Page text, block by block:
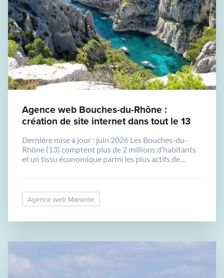
Agence web Bouches-du-Rhône :
création de site internet dans tout le 13
Dernière mise à jour : juin 2026 Les Bouches-du-
Rhône (13) comptent plus de 2 millions d’habitants
et un tissu économique parmi les plus actifs de
métropole centrale, mais les entreprises d’Aubagne,
Provence, Istres, Arles, La Ciotat et des dizaines
d’autres communes ont les mêmes besoins […]
Agence web Marseille